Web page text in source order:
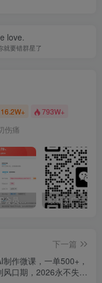
love.
就要错群星了
16.2W+ 793W+
伤痛
开通知越网VIP会员，尊享全站资源免费下载，享70%的推广提成！！【限时五折优惠】
下一篇
制作微课，一单500+，
风口期，2026永不失业